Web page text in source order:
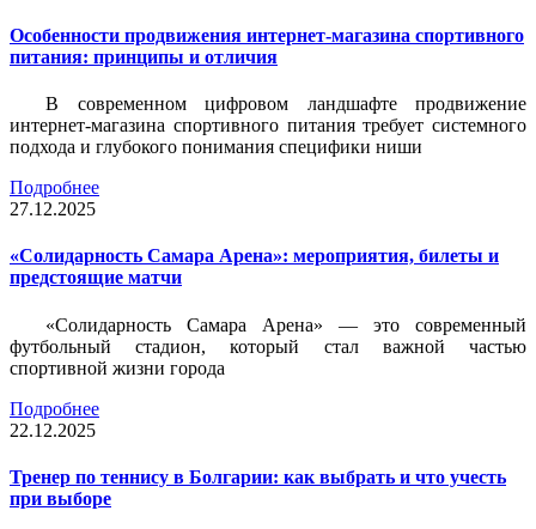
Особенности продвижения интернет-магазина спортивного
питания: принципы и отличия
В современном цифровом ландшафте продвижение
интернет-магазина спортивного питания требует системного
подхода и глубокого понимания специфики ниши
Подробнее
27.12.2025
«Солидарность Самара Арена»: мероприятия, билеты и
предстоящие матчи
«Солидарность Самара Арена» — это современный
футбольный стадион, который стал важной частью
спортивной жизни города
Подробнее
22.12.2025
Тренер по теннису в Болгарии: как выбрать и что учесть
при выборе